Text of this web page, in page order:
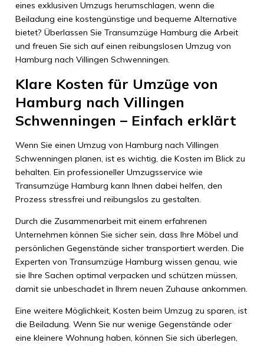
eines exklusiven Umzugs herumschlagen, wenn die
Beiladung eine kostengünstige und bequeme Alternative
bietet? Überlassen Sie Transumzüge Hamburg die Arbeit
und freuen Sie sich auf einen reibungslosen Umzug von
Hamburg nach Villingen Schwenningen.
Klare Kosten für Umzüge von
Hamburg nach Villingen
Schwenningen – Einfach erklärt
Wenn Sie einen Umzug von Hamburg nach Villingen
Schwenningen planen, ist es wichtig, die Kosten im Blick zu
behalten. Ein professioneller Umzugsservice wie
Transumzüge Hamburg kann Ihnen dabei helfen, den
Prozess stressfrei und reibungslos zu gestalten.
Durch die Zusammenarbeit mit einem erfahrenen
Unternehmen können Sie sicher sein, dass Ihre Möbel und
persönlichen Gegenstände sicher transportiert werden. Die
Experten von Transumzüge Hamburg wissen genau, wie
sie Ihre Sachen optimal verpacken und schützen müssen,
damit sie unbeschadet in Ihrem neuen Zuhause ankommen.
Eine weitere Möglichkeit, Kosten beim Umzug zu sparen, ist
die Beiladung. Wenn Sie nur wenige Gegenstände oder
eine kleinere Wohnung haben, können Sie sich überlegen,